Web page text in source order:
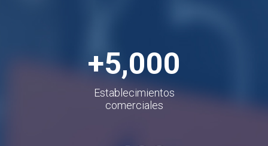
+5,000
Establecimientos
comerciales